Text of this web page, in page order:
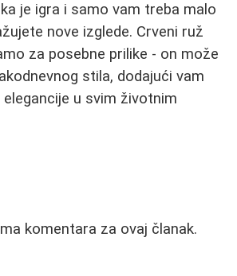
je igra i samo vam treba malo
nove izglede. Crveni ruž
za posebne prilike - on može
stila, dodajući vam
u svim životnim
komentara za ovaj članak.